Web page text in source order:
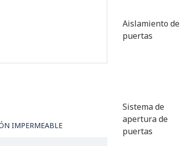
IMPERMEABLE
Aislamiento de
puertas
Sistema de
apertura de
puertas